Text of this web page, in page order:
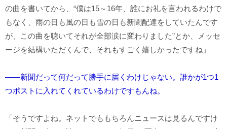
の曲を書いてから、“僕は15～16年、誰にお礼を言われるわけで
もなく、雨の日も風の日も雪の日も新聞配達をしていたんです
が、この曲を聴いてそれが全部涙に変わりました”とか、メッセ
ージを結構いただくんで、それもすごく嬉しかったですね」
――新聞だって何だって勝手に届くわけじゃない。誰かが1つ1
つポストに入れてくれているわけですもんね。
「そうですよね。ネットでももちろんニュースは見るんですけ